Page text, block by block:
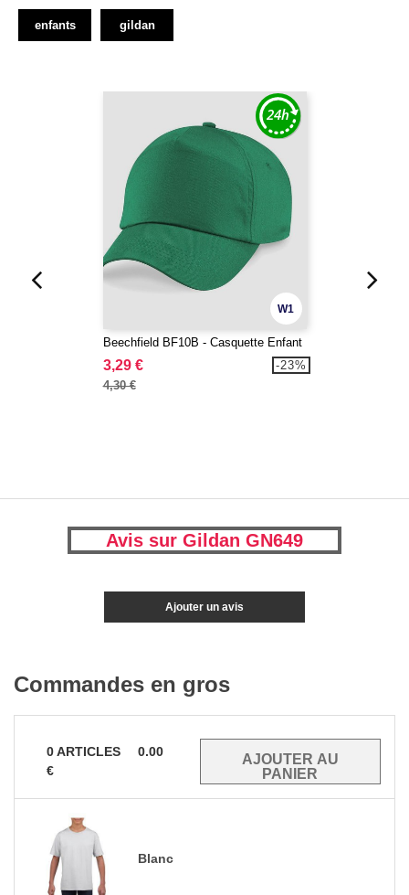
enfants gildan
W1
Beechfield BF10B - Casquette Enfant
3,29 €
4,30 €
-23%
Avis sur Gildan GN649
Ajouter un avis
Commandes en gros
0ARTICLES
0.00
€
Blanc